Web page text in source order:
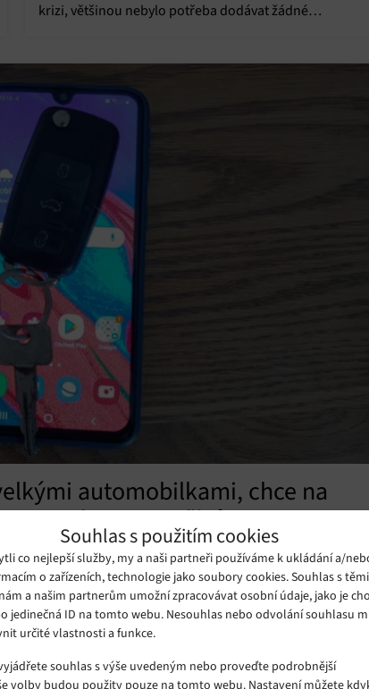
Souhlas s použitím cookies
co nejlepší služby, my a naši partneři používáme k ukládání a/
o zařízeních, technologie jako soubory cookies. Souhlas s
a našim partnerům umožní zpracovávat osobní údaje, jako je
jedinečná ID na tomto webu. Nesouhlas nebo odvolání souhlasu
určité vlastnosti a funkce.
souhlas s výše uvedeným nebo proveďte podrobnější
volby budou použity pouze na tomto webu. Nastavení můžete
krizi, většinou nebylo potřeba dodávat žádné
automobilkami, chce na
autoklíčků
který lze použít v mnoha okamžicích běžného